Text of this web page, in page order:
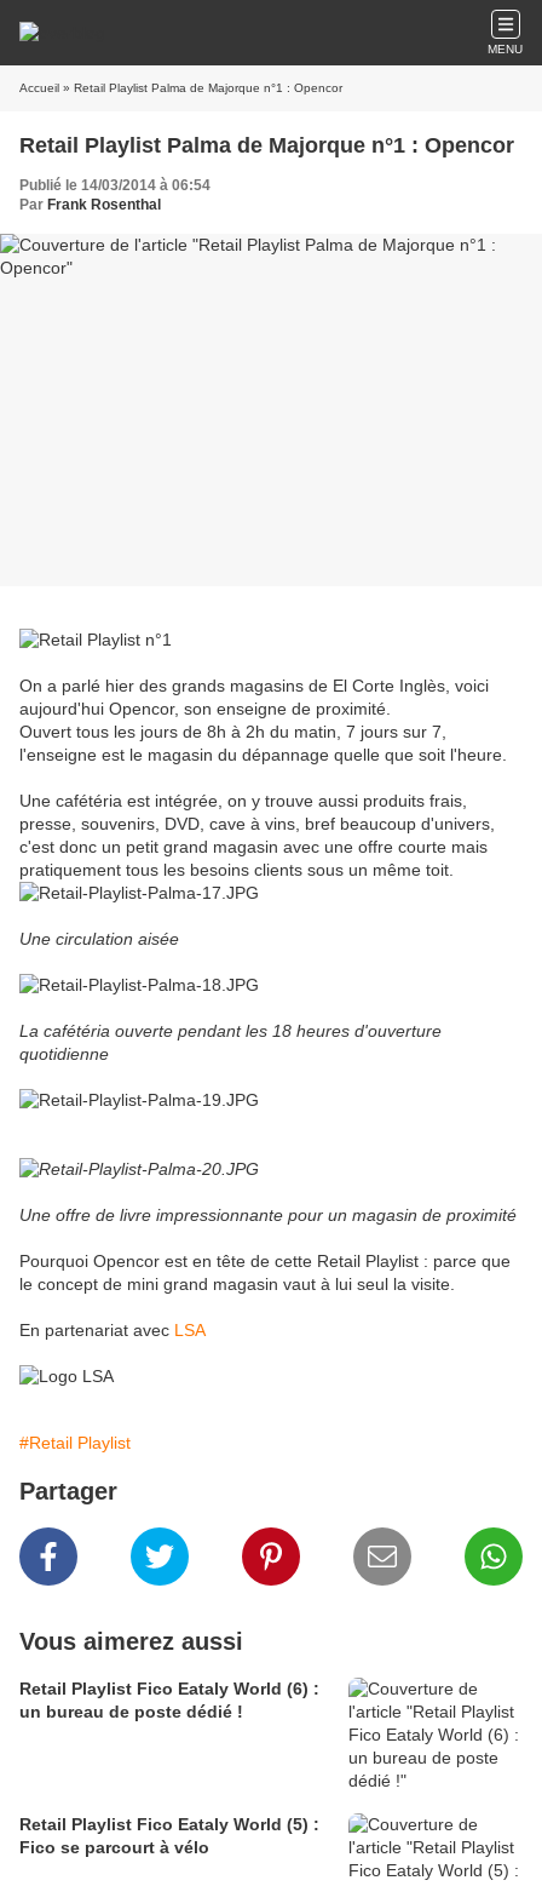
MENU
Accueil » Retail Playlist Palma de Majorque n°1 : Opencor
Retail Playlist Palma de Majorque n°1 : Opencor
Publié le 14/03/2014 à 06:54
Par Frank Rosenthal
On a parlé hier des grands magasins de El Corte Inglès, voici
aujourd'hui Opencor, son enseigne de proximité.
Ouvert tous les jours de 8h à 2h du matin, 7 jours sur 7,
l'enseigne est le magasin du dépannage quelle que soit l'heure.
Une cafétéria est intégrée, on y trouve aussi produits frais,
presse, souvenirs, DVD, cave à vins, bref beaucoup d'univers,
c'est donc un petit grand magasin avec une offre courte mais
pratiquement tous les besoins clients sous un même toit.
Une circulation aisée
La cafétéria ouverte pendant les 18 heures d'ouverture
quotidienne
Une offre de livre impressionnante pour un magasin de proximité
Pourquoi Opencor est en tête de cette Retail Playlist : parce que
le concept de mini grand magasin vaut à lui seul la visite.
En partenariat avec LSA
#Retail Playlist
Partager
Vous aimerez aussi
Retail Playlist Fico Eataly World (6) :
un bureau de poste dédié !
Retail Playlist Fico Eataly World (5) :
Fico se parcourt à vélo